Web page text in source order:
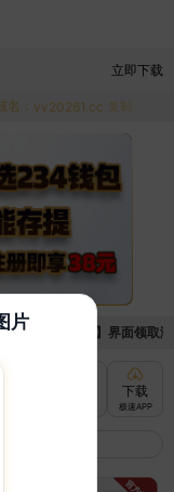
立即下载
名： vv20261.cc 复制
往【福利中心】界面领取
下载
极速APP
片